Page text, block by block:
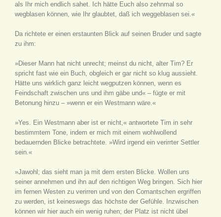
als Ihr mich endlich sahet. Ich hätte Euch also zehnmal so
wegblasen können, wie Ihr glaubtet, daß ich weggeblasen sei.«
Da richtete er einen erstaunten Blick auf seinen Bruder und sagte
zu ihm:
»Dieser Mann hat nicht unrecht; meinst du nicht, alter Tim? Er
spricht fast wie ein Buch, obgleich er gar nicht so klug aussieht.
Hätte uns wirklich ganz leicht wegputzen können, wenn es
Feindschaft zwischen uns und ihm gäbe und« – fügte er mit
Betonung hinzu – »wenn er ein Westmann wäre.«
»Yes. Ein Westmann aber ist er nicht,« antwortete Tim in sehr
bestimmtem Tone, indem er mich mit einem wohlwollend
bedauernden Blicke betrachtete. »Wird irgend ein verirrter Settler
sein.«
»Jawohl; das sieht man ja mit dem ersten Blicke. Wollen uns
seiner annehmen und ihn auf den richtigen Weg bringen. Sich hier
im fernen Westen zu verirren und von den Comantschen ergriffen
zu werden, ist keineswegs das höchste der Gefühle. Inzwischen
können wir hier auch ein wenig ruhen; der Platz ist nicht übel